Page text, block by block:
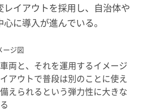
レイアウトを採用し、自治体や
に導入が進んでいる。
両と、それを運用するイメージ
アウトで普段は別のことに使え
えられるという弾力性に大きな